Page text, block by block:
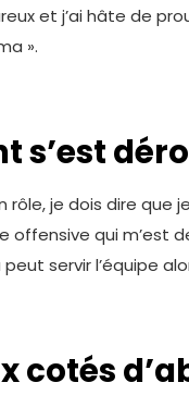
et j’ai hâte de
».
s’est
rôle, je dois dire que
offensive qui m’est
servir l’équipe
cotés